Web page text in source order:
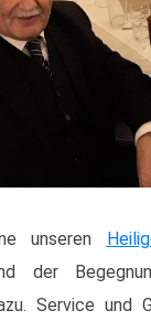
unseren
der
Service und